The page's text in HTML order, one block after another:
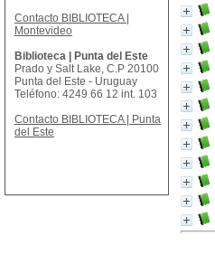
Contacto BIBLIOTECA |
Montevideo
Biblioteca | Punta del Este
Prado y Salt Lake, C.P 20100
Punta del Este - Uruguay
Teléfono: 4249 66 12 int. 103
Contacto BIBLIOTECA | Punta
del Este